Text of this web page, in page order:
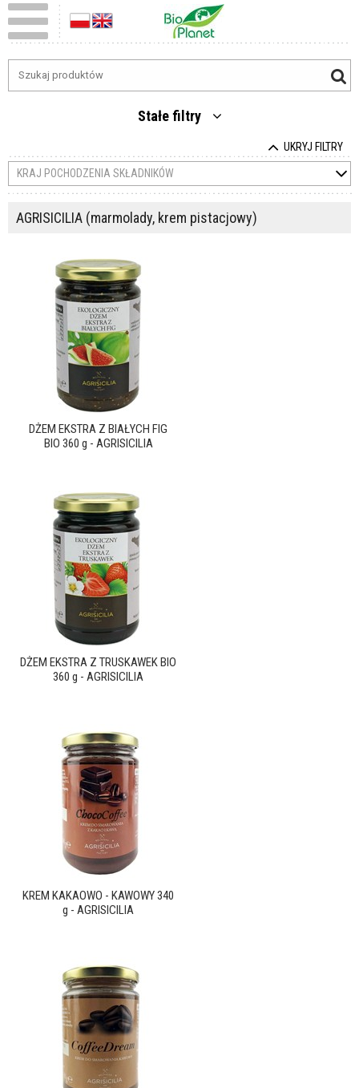
Stałe filtry
UKRYJ FILTRY
KRAJ POCHODZENIA SKŁADNIKÓW
AGRISICILIA (marmolady, krem pistacjowy)
DŻEM EKSTRA Z BIAŁYCH FIG
BIO 360 g - AGRISICILIA
DŻEM EKSTRA Z TRUSKAWEK BIO
360 g - AGRISICILIA
KREM KAKAOWO - KAWOWY 340
g - AGRISICILIA